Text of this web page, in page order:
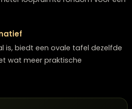
de zachte vorm
de beschikbare ruimte efficiënt
hebben. Stoelen kunnen
je beweegt makkelijk rondom
ongeveer 120 centimeter is
loopruimte rondom